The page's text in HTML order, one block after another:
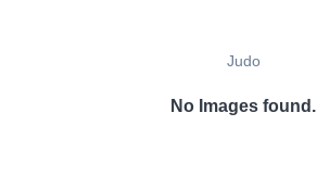
Judo
No Images found.